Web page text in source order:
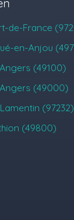
de-France
en-Anjou
(49100)
(49000)
(97232)
(49800)